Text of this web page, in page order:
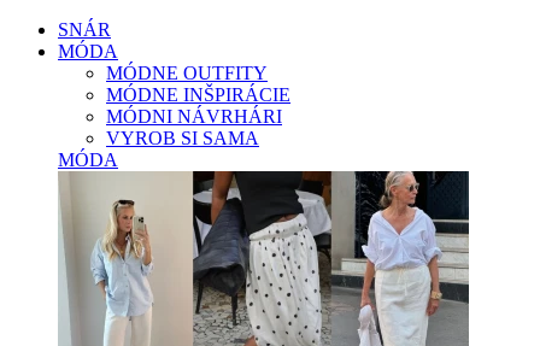
SNÁR
MÓDA
MÓDNE OUTFITY
MÓDNE INŠPIRÁCIE
MÓDNI NÁVRHÁRI
VYROB SI SAMA
MÓDA